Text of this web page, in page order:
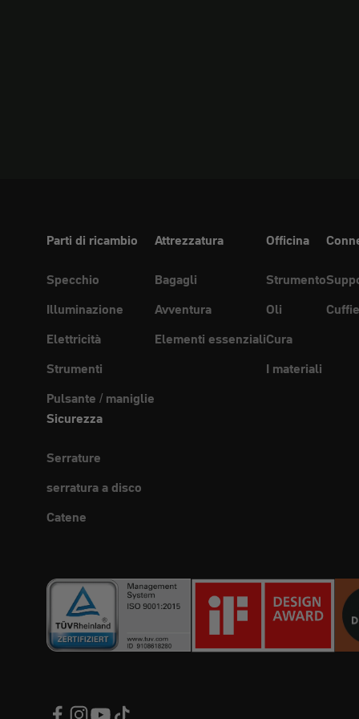
Parti di ricambio
Specchio
Illuminazione
Elettricità
Strumenti
Pulsante / maniglie
Attrezzatura
Bagagli
Avventura
Elementi essenziali
Officina
Strumento
Oli
Cura
I materiali
Sicurezza
Serrature
serratura a disco
Catene